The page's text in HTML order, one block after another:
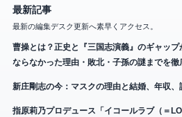
最新記事
最新の編集デスク更新へ素早くアクセス。
曹操とは？正史と『三国志演義』のギャッ
ならなかった理由・敗北・子孫の謎までを徹
新庄剛志の今：マスクの理由と結婚、年収、
指原莉乃プロデュース「イコールラブ（＝